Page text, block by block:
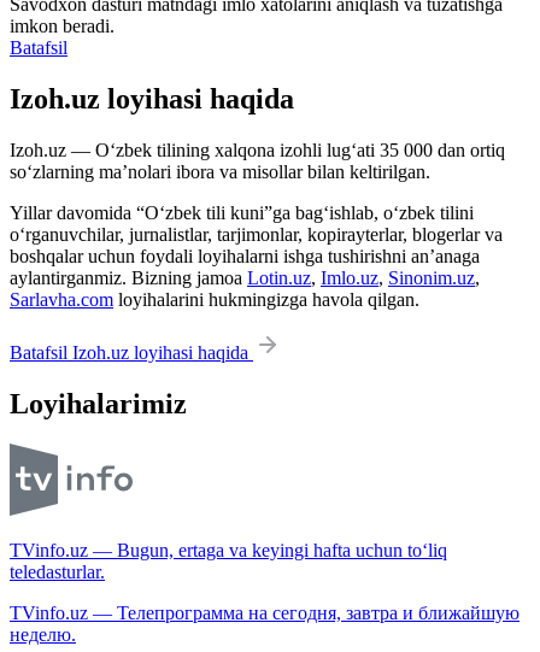
imkon beradi.
Batafsil
Izoh.uz loyihasi haqida
Izoh.uz — O‘zbek tilining xalqona izohli lug‘ati 35 000 dan ortiq
so‘zlarning ma’nolari ibora va misollar bilan keltirilgan.
Yillar davomida “O‘zbek tili kuni”ga bag‘ishlab, o‘zbek tilini
o‘rganuvchilar, jurnalistlar, tarjimonlar, kopirayterlar, blogerlar va
boshqalar uchun foydali loyihalarni ishga tushirishni an’anaga
aylantirganmiz. Bizning jamoa Lotin.uz, Imlo.uz, Sinonim.uz,
Sarlavha.com loyihalarini hukmingizga havola qilgan.
Batafsil Izoh.uz loyihasi haqida
Loyihalarimiz
TVinfo.uz — Bugun, ertaga va keyingi hafta uchun to‘liq
teledasturlar.
TVinfo.uz — Телепрограмма на сегодня, завтра и ближайшую
неделю.